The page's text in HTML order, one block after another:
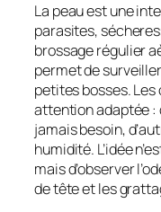
La peau est une
parasites,
brossage régulier
permet de
petites bosses.
attention adaptée :
jamais besoin,
humidité. L’idée
mais d’observer
de tête et les